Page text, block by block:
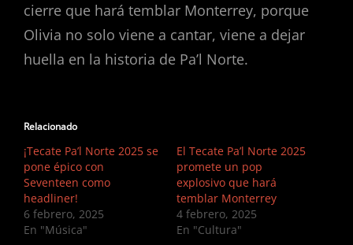
cierre que hará temblar Monterrey, porque
Olivia no solo viene a cantar, viene a dejar
huella en la historia de Pa’l Norte.
Relacionado
¡Tecate Pa’l Norte 2025 se
pone épico con
Seventeen como
headliner!
6 febrero, 2025
En "Música"
El Tecate Pa’l Norte 2025
promete un pop
explosivo que hará
temblar Monterrey
4 febrero, 2025
En "Cultura"